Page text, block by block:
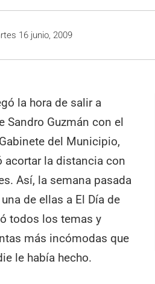
16 junio, 2009
la hora de salir a
Sandro Guzmán con el
del Municipio,
acortar la distancia con
Así, la semana pasada
de ellas a El Día de
todos los temas y
más incómodas que
le había hecho.